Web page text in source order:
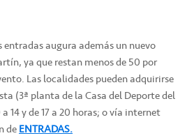
augura además un nuevo
ya que restan menos de 50 por
Las localidades pueden adquirirse
(3ª planta de la Casa del Deporte del
14 y de 17 a 20 horas; o vía internet
deENTRADAS.